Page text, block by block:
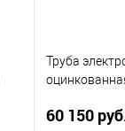
Труба
60 150